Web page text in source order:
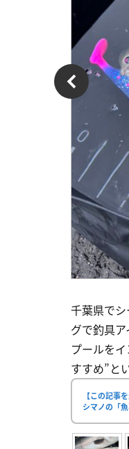
千葉県で
グで釣具
プールを
すすめ”と
【この記事
シマノの「